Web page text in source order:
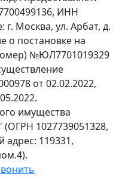
ИНН
Москва, ул. Арбат, д.
о постановке на
№ЮЛ7701019329
от 02.02.2022,
имущества
1027739051328,
119331,